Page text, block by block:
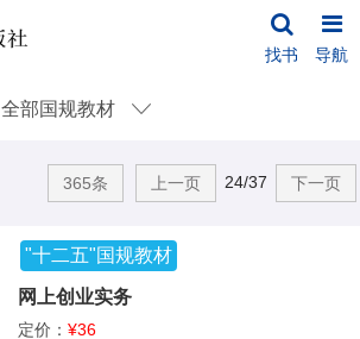
找书 导航
全部国规教材
365条 上一页 24/37 下一页
"十二五"国规教材
网上创业实务
定价： ¥36